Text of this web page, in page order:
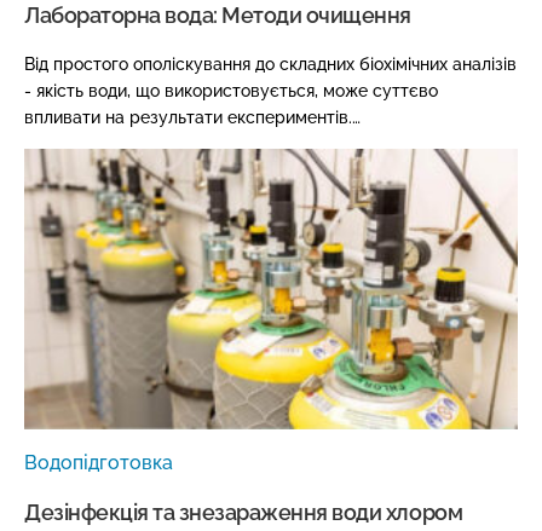
Лабораторна вода: Методи очищення
Від простого ополіскування до складних біохімічних аналізів
- якість води, що використовується, може суттєво
впливати на результати експериментів.…
Водопідготовка
Дезінфекція та знезараження води хлором